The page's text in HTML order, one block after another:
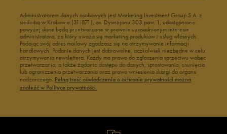
Administratorem danych osobowych jest Marketing Investment Group S.A. z
siedzibą w Krakowie (31-871), os. Dywizjonu 303 paw. 1, udostępnione
powyżej dane będą przetwarzane w prawnie uzasadnionym interesie
administratora, za który uważa się marketing produktów i usług własnych.
Podając swój adres mailowy zgadzasz się na otrzymywanie informacji
handlowych. Podanie danych jest dobrowolne, aczkolwiek niezbędne w celu
otrzymywania newslettera. Każdy ma prawo do zgłoszenia sprzeciwu wobec
przetwarzania, a także żądania dostępu do danych, sprostowania, usunięcia
lub ograniczenia przetwarzania oraz prawo wniesienia skargi do organu
nadzorczego. Pełną treść oświadczenia o ochronie prywatności można
znaleźć w Polityce prywatności.